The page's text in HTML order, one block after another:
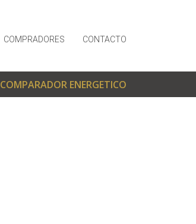
COMPRADORES CONTACTO
COMPARADOR ENERGETICO